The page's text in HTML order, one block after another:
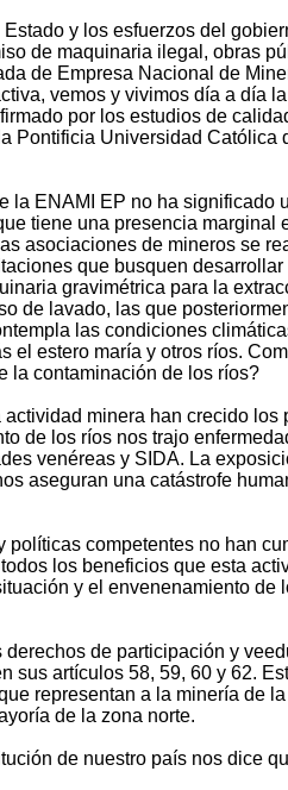
y los esfuerzos del
de maquinaria ilegal, obras
de Empresa Nacional de
vemos y vivimos día a día
por los estudios de
Pontificia Universidad
la ENAMI EP no ha significado
tiene una presencia marginal
asociaciones de mineros se
que busquen
gravimétrica para la
de lavado, las que
las condiciones
el estero maría y otros ríos.
la contaminación de los ríos?
minera han crecido los
de los ríos nos trajo
venéreas y SIDA. La
aseguran una catástrofe
políticas competentes no han
los beneficios que esta
y el envenenamiento de
de participación y
sus artículos 58, 59, 60 y 62.
representan a la minería de
de la zona norte.
de nuestro país nos dice